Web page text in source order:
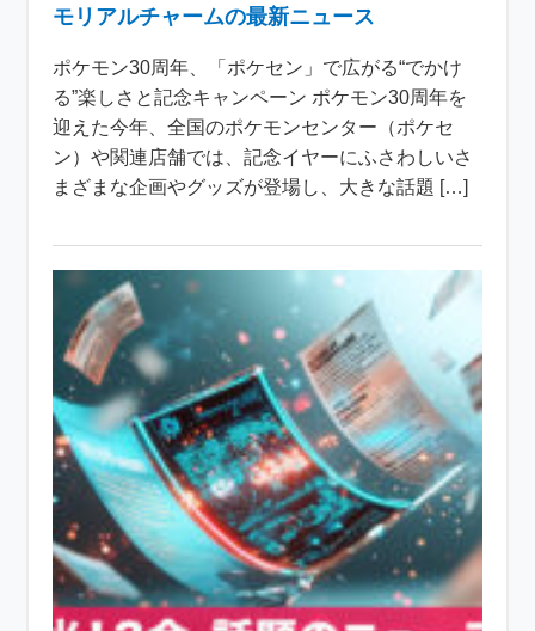
モリアルチャームの最新ニュース
ポケモン30周年、「ポケセン」で広がる“でかけ
る”楽しさと記念キャンペーン ポケモン30周年を
迎えた今年、全国のポケモンセンター（ポケセ
ン）や関連店舗では、記念イヤーにふさわしいさ
まざまな企画やグッズが登場し、大きな話題 […]